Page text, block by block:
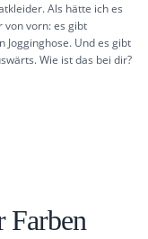
Als hätte ich es
von vorn: es gibt
Jogginghose. Und es gibt
Wie ist das bei dir?
Farben